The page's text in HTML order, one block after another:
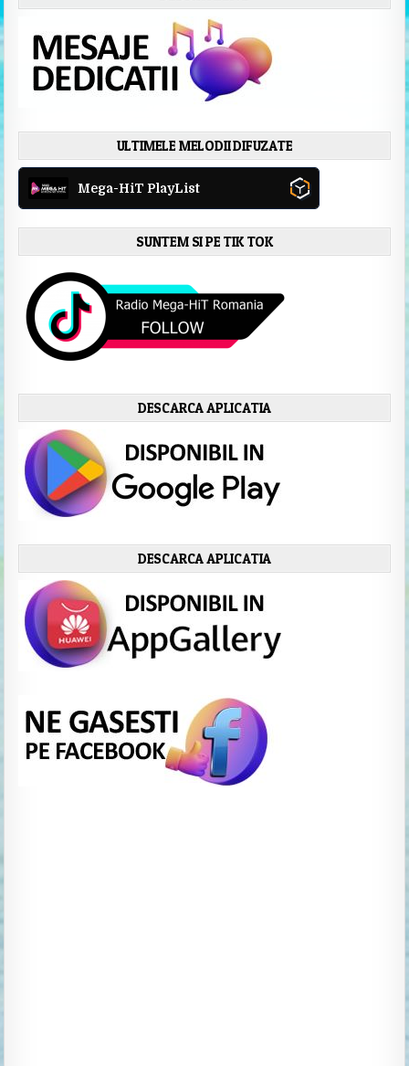
ULTIMELE MELODII DIFUZATE
Mega-HiT PlayList
SUNTEM SI PE TIK TOK
DESCARCA APLICATIA
DESCARCA APLICATIA